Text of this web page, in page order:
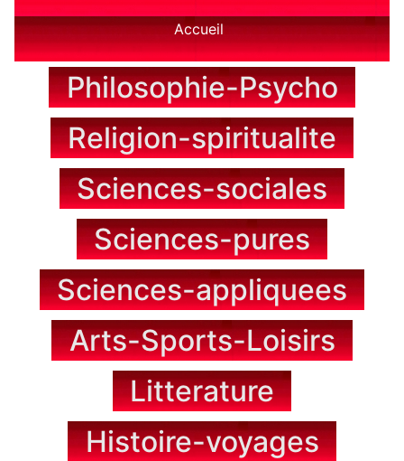
Accueil
Philosophie-Psycho
Religion-spiritualite
Sciences-sociales
Sciences-pures
Sciences-appliquees
Arts-Sports-Loisirs
Litterature
Histoire-voyages